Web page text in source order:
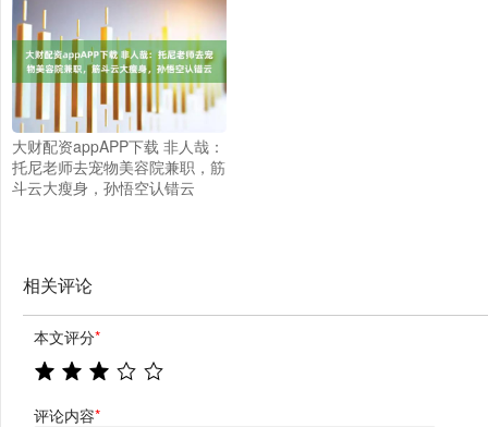
大财配资appAPP下载 非人哉：
托尼老师去宠物美容院兼职，筋
斗云大瘦身，孙悟空认错云
相关评论
本文评分*
评论内容*